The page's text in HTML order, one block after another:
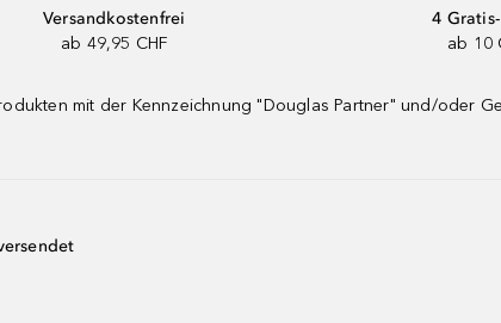
Versandkostenfrei
ab 49,95 CHF
4
ab 10
mit der Kennzeichnung "Douglas Partner" und/oder